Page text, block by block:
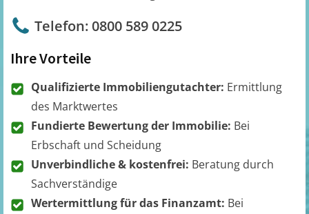
Telefon: 0800 589 0225
Ihre Vorteile
Qualifizierte Immobiliengutachter: Ermittlung
des Marktwertes
Fundierte Bewertung der Immobilie: Bei
Erbschaft und Scheidung
Unverbindliche & kostenfrei: Beratung durch
Sachverständige
Wertermittlung für das Finanzamt: Bei